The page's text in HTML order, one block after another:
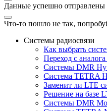
Данные успешно отправлены
Что-то пошло не так,
Системы радиосвязи
Как выбрать
Переход с
Системы DMR
Система TETRA
Заменит ли LTE
Решение на базе
Системы DMR